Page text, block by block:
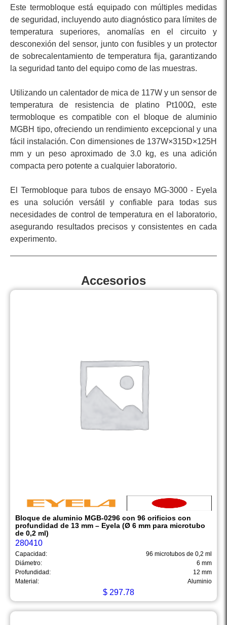
Este termobloque está equipado con múltiples medidas
de seguridad, incluyendo auto diagnóstico para límites de
temperatura superiores, anomalías en el circuito y
desconexión del sensor, junto con fusibles y un protector
de sobrecalentamiento de temperatura fija, garantizando
la seguridad tanto del equipo como de las muestras.
Utilizando un calentador de mica de 117W y un sensor de
temperatura de resistencia de platino Pt100Ω, este
termobloque es compatible con el bloque de aluminio
MGBH tipo, ofreciendo un rendimiento excepcional y una
fácil instalación. Con dimensiones de 137W×315D×125H
mm y un peso aproximado de 3.0 kg, es una adición
compacta pero potente a cualquier laboratorio.
El Termobloque para tubos de ensayo MG-3000 - Eyela
es una solución versátil y confiable para todas sus
necesidades de control de temperatura en el laboratorio,
asegurando resultados precisos y consistentes en cada
experimento.
Accesorios
Bloque de aluminio MGB-0296 con 96 orificios con
profundidad de 13 mm – Eyela (Ø 6 mm para microtubo
de 0,2 ml)
280410
Capacidad:
96 microtubos de 0,2 ml
Diámetro:
6 mm
Profundidad:
12 mm
Material:
Aluminio
$ 297.78